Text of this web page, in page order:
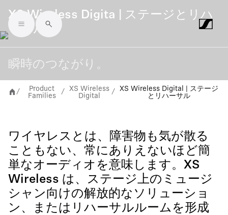
Skip to main content
XS Wireless Digita | ステージとリハ
ーサル
瞬時のつながり。
/
Product
Families
/
XS Wireless
Digital
/
XS Wireless Digital | ステージ
とリハーサル
ワイヤレスとは、障害物も気が散る
こともない、常にありえないほど簡
単なオーディオを意味します。XS
Wireless は、ステージ上のミュージ
シャン向けの解放的なソリューショ
ン、またはリハーサルルームを形成